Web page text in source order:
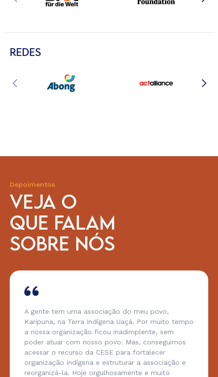
REDES
Depoimentos
VEJA O
QUE FALAM
SOBRE NÓS
A gente tem uma associação do meu povo,
Karipuna, na Terra Indígena Uaçá. Por muito tempo
a nossa organização ficou inadimplente, sem
poder atuar com nosso povo. Mas, conseguimos
acessar o recurso da CESE para fortalecer
organização indígena e estruturar a associação e
reorganizá-la. Hoje orgulhosamente e muito